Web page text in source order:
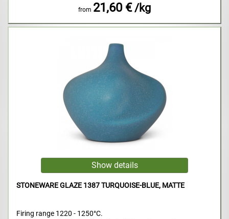
from 21,60 € /kg
STONEWARE GLAZE 1387 TURQUOISE-BLUE, MATTE
Firing range 1220 - 1250°C.